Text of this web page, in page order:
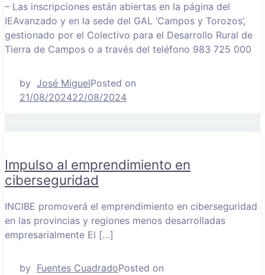
– Las inscripciones están abiertas en la página del
IEAvanzado y en la sede del GAL ‘Campos y Torozos’,
gestionado por el Colectivo para el Desarrollo Rural de
Tierra de Campos o a través del teléfono 983 725 000
by José MiguelPosted on
21/08/202422/08/2024
Impulso al emprendimiento en
ciberseguridad
INCIBE promoverá el emprendimiento en ciberseguridad
en las provincias y regiones menos desarrolladas
empresarialmente El […]
by Fuentes CuadradoPosted on